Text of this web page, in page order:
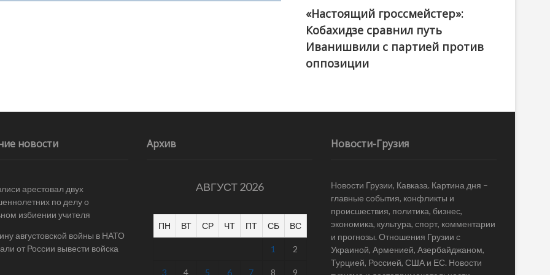
@ქართული ოცნება / Georgian Dream
«Настоящий гроссмейстер»:
Кобахидзе сравнил путь
Иванишвили с партией против
оппозиции
новости
арестовал двух
по делу о
избиении учителя
августовской войны в НАТО
от России вывести войска
Архив
АВГУСТ 2026
ПН ВТ СР ЧТ ПТ СБ ВС
1 2
3 4 5 6 7 8 9
Новости-Грузия
Новости Грузии, Кавказа. Картина дня –
главные события, конфликты и
происшествия, политика, бизнес,
экономика, культура, спорт, комментарии
и прогнозы. Отношения Грузии с
Украиной, Арменией, Азербайджаном,
Турцией, Россией, США и ЕС. Новости